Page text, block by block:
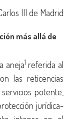
III de Madrid
más allá de
aneja1 referida al
las reticencias
potente,
jurídica-